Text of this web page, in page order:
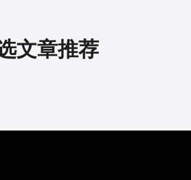
文章推荐